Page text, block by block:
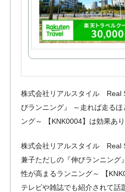
株式会社リアルスタイル Real
びランニング』 ～走れば走る
ング～ 【KNK0004】は効果あ
株式会社リアルスタイル Real
兼子ただしの『伸びランニング
性が高まるランニング～ 【
テレビや雑誌でも紹介されて話